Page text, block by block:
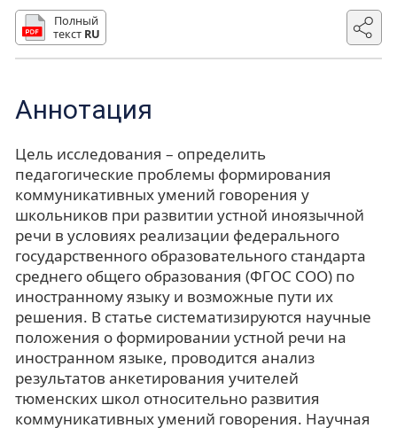
Полный
текст RU
Аннотация
Цель исследования – определить
педагогические проблемы формирования
коммуникативных умений говорения у
школьников при развитии устной иноязычной
речи в условиях реализации федерального
государственного образовательного стандарта
среднего общего образования (ФГОС СОО) по
иностранному языку и возможные пути их
решения. В статье систематизируются научные
положения о формировании устной речи на
иностранном языке, проводится анализ
результатов анкетирования учителей
тюменских школ относительно развития
коммуникативных умений говорения. Научная